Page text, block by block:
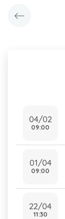
04/02
09:00
01/04
09:00
22/04
11:30